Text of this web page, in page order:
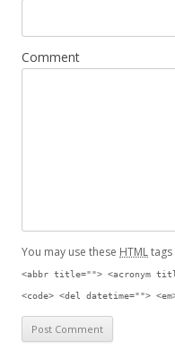
Comment
You may use these HTML
<abbr title=""> <acronym
<code> <del datetime="">